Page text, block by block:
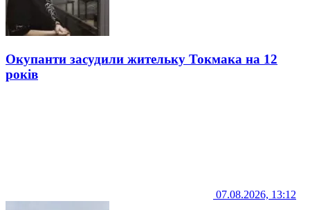
Окупанти засудили жительку Токмака на 12
років
07.08.2026, 13:12